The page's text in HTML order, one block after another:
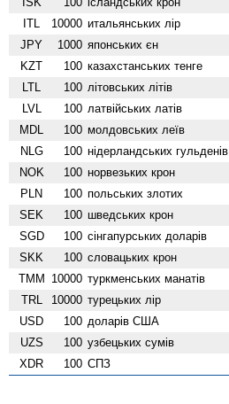
ITL 10000 итальянських лір
JPY 1000 японських єн
KZT 100 казахстанських тенге
LTL 100 літовських літів
LVL 100 латвійських латів
MDL 100 молдовських леїв
NLG 100 нідерландських гульденів
NOK 100 норвезьких крон
PLN 100 польських злотих
SEK 100 шведських крон
SGD 100 сінгапурських доларів
SKK 100 словацьких крон
TMM 10000 туркменських манатів
TRL 10000 турецьких лір
USD 100 доларів США
UZS 100 узбецьких сумів
XDR 100 СПЗ